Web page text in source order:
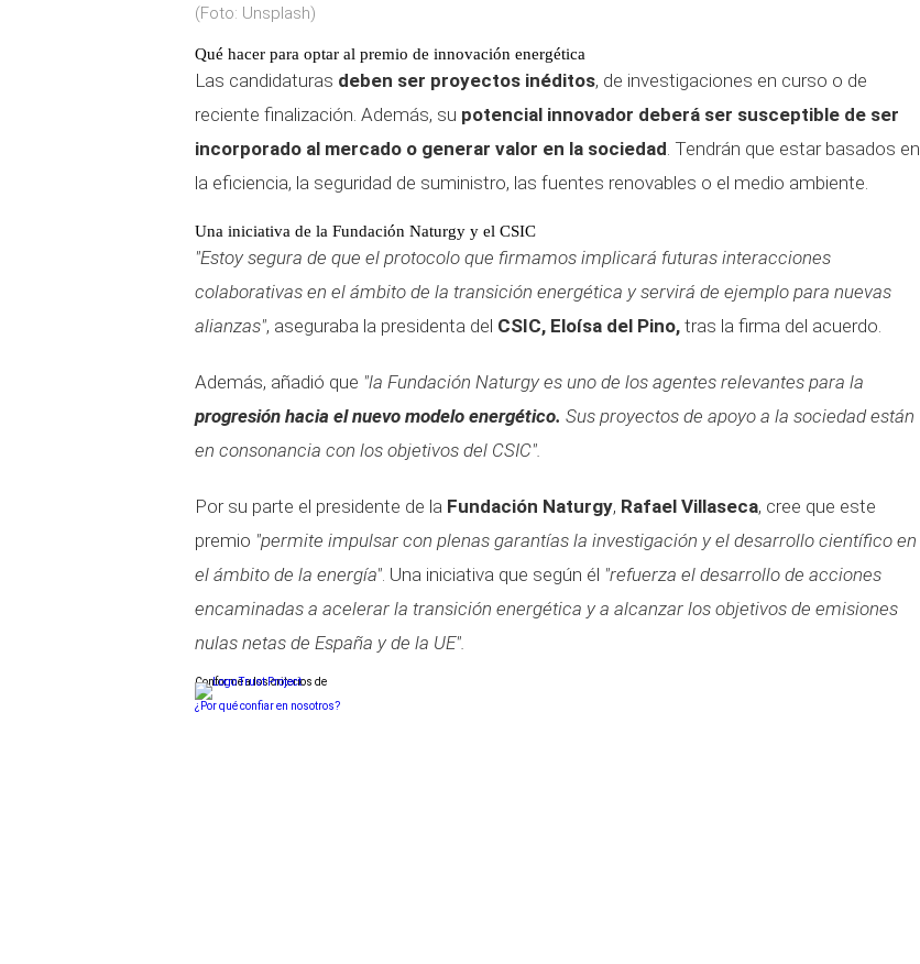
(Foto: Unsplash)
Qué hacer para optar al premio de innovación energética
Las candidaturas deben ser proyectos inéditos, de investigaciones en curso o de
reciente finalización. Además, su potencial innovador deberá ser susceptible de ser
incorporado al mercado o generar valor en la sociedad. Tendrán que estar basados en
la eficiencia, la seguridad de suministro, las fuentes renovables o el medio ambiente.
Una iniciativa de la Fundación Naturgy y el CSIC
"Estoy segura de que el protocolo que firmamos implicará futuras interacciones
colaborativas en el ámbito de la transición energética y servirá de ejemplo para nuevas
alianzas", aseguraba la presidenta del CSIC, Eloísa del Pino, tras la firma del acuerdo.
Además, añadió que "la Fundación Naturgy es uno de los agentes relevantes para la
progresión hacia el nuevo modelo energético. Sus proyectos de apoyo a la sociedad están
en consonancia con los objetivos del CSIC".
Por su parte el presidente de la Fundación Naturgy, Rafael Villaseca, cree que este
premio "permite impulsar con plenas garantías la investigación y el desarrollo científico en
el ámbito de la energía". Una iniciativa que según él "refuerza el desarrollo de acciones
encaminadas a acelerar la transición energética y a alcanzar los objetivos de emisiones
nulas netas de España y de la UE".
Conforme a los criterios de
¿Por qué confiar en nosotros?